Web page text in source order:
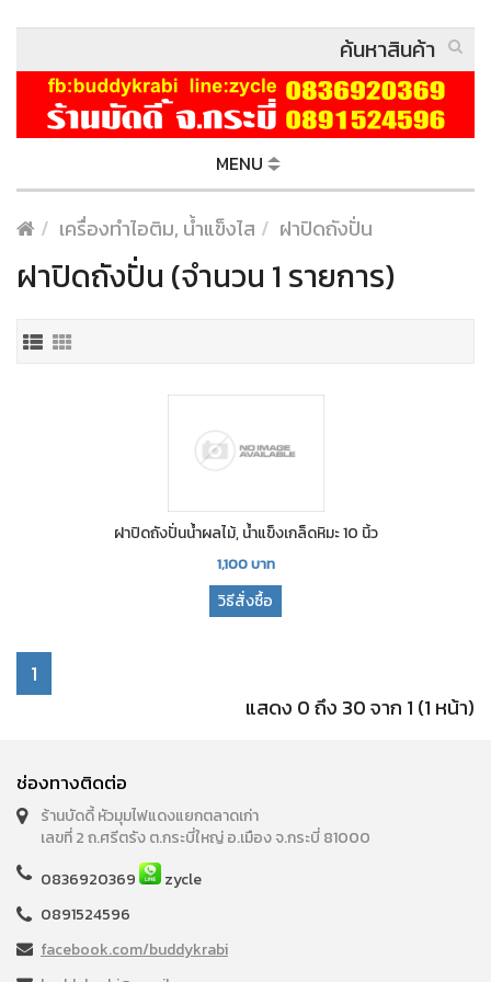
MENU
เครื่องทำไอติม, น้ำแข็งไส ฝาปิดถังปั่น
ฝาปิดถังปั่น (จำนวน 1 รายการ)
ฝาปิดถังปั่นน้ำผลไม้, น้ำแข็งเกล็ดหิมะ 10 นิ้ว
1,100บาท
วิธีสั่งซื้อ
1
แสดง 0 ถึง 30 จาก 1 (1 หน้า)
ช่องทางติดต่อ
ร้านบัดดี้ หัวมุมไฟแดงแยกตลาดเก่า
เลขที่ 2 ถ.ศรีตรัง ต.กระบี่ใหญ่ อ.เมือง จ.กระบี่ 81000
0836920369
zycle
0891524596
facebook.com/buddykrabi